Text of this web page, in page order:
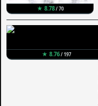
★ 8.78/ 70
★ 8.76/ 197